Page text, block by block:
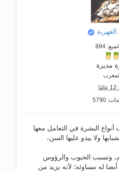
894
مديرة
5790
البشرة في التعامل معها
ولا يبدو عليها السن،
وتسبب الحبوب والرؤوس
له مساوئه؛ لأنه يزيد من